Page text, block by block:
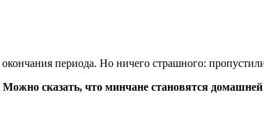
периода. Но ничего страшного:
сказать, что минчане становятся